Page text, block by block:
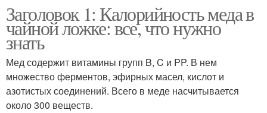
Заголовок 1: Калорийность меда в
чайной ложке: все, что нужно
знать
Мед содержит витамины групп B, C и PP. В нем
множество ферментов, эфирных масел, кислот и
азотистых соединений. Всего в меде насчитывается
около 300 веществ.